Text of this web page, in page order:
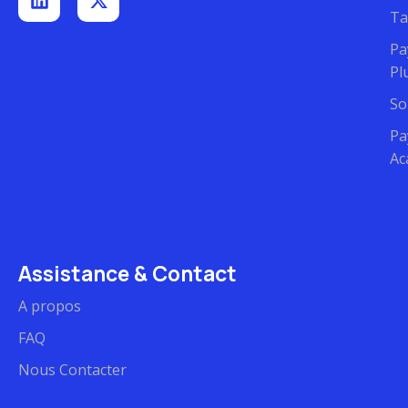
Assistance & Contact
A propos
FAQ
Nous Contacter